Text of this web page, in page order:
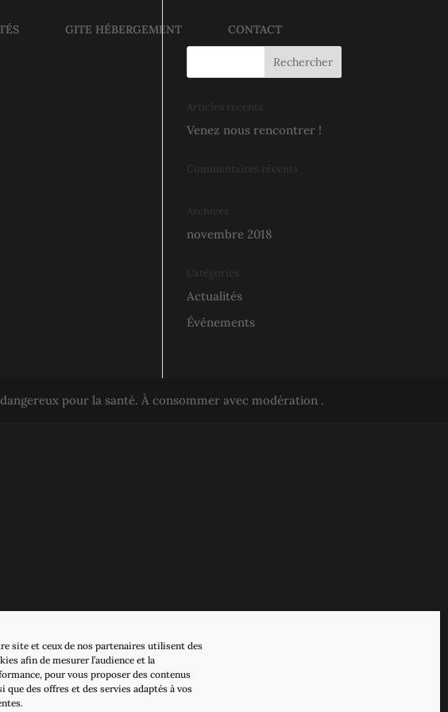
site et ceux de nos partenaires utilisent des
afin de mesurer l’audience et la
pour vous proposer des contenus
que des offres et des servies adaptés à vos
GITE HÉBERGEMENT CONTACT
Articles récents
Venez nous rencontrer !
Commentaires récents
Archives
novembre 2018
Catégories
Actualités
Événements
dangereux pour la santé. À consommer avec modération .